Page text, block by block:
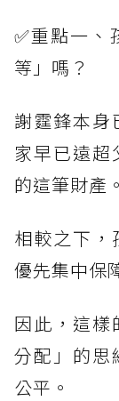
✅重點一、
等」嗎？
謝霆鋒本身
家早已遠超
的這筆財產。
相較之下，
優先集中保
因此，這樣
分配」的思
公平。